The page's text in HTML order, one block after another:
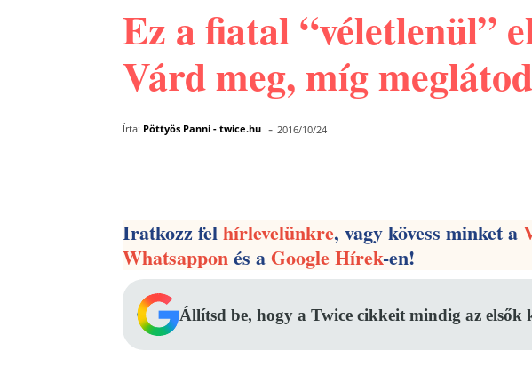
Ez a fiatal “véletlenül”
Várd meg, míg
Írta: Pöttyös Panni - twice.hu - 2016/10/24
Iratkozz felhírlevelünkre, vagy kövess minket a
Whatsapponés aGoogle Hírek-en!
Állítsd be, hogy a Twice cikkeit mindig az elsők